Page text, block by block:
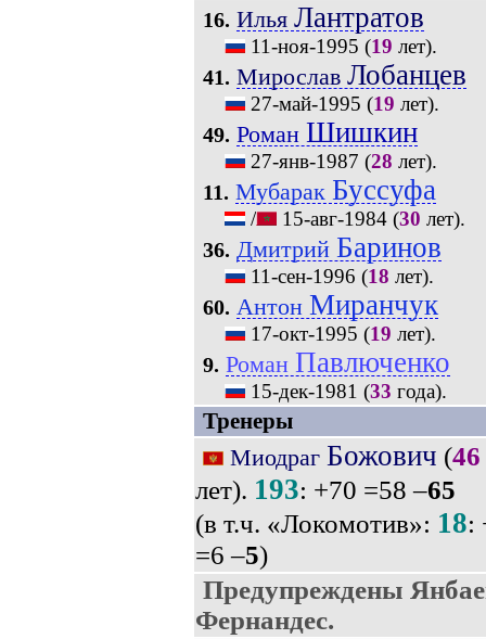
16. Илья Лантратов
11-ноя-1995 (19 лет).
41. Мирослав Лобанцев
27-май-1995 (19 лет).
49. Роман Шишкин
27-янв-1987 (28 лет).
11. Мубарак Буссуфа
/ 15-авг-1984(30 лет).
36. Дмитрий Баринов
11-сен-1996 (18 лет).
60. Антон Миранчук
17-окт-1995 (19 лет).
9. Роман Павлюченко
15-дек-1981 (33 года).
Тренеры
Миодраг Божович (46
лет). 193: +70 =58 –65
(в т.ч. «Локомотив»: 18:
=6 –5)
Предупреждены
Фернандес.